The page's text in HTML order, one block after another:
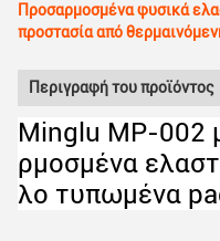
Προσαρμοσμένα φυσικά
προστασία από
Περιγραφή του προϊόντος
Minglu MP-002
ρμοσμένα
λο τυπωμένα